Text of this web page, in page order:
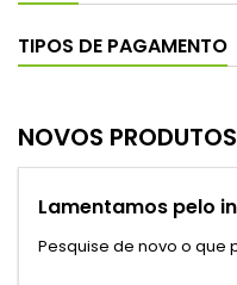
TIPOS DE PAGAMENTO
NOVOS PRODUTOS
Lamentamos pelo
Pesquise de novo o que